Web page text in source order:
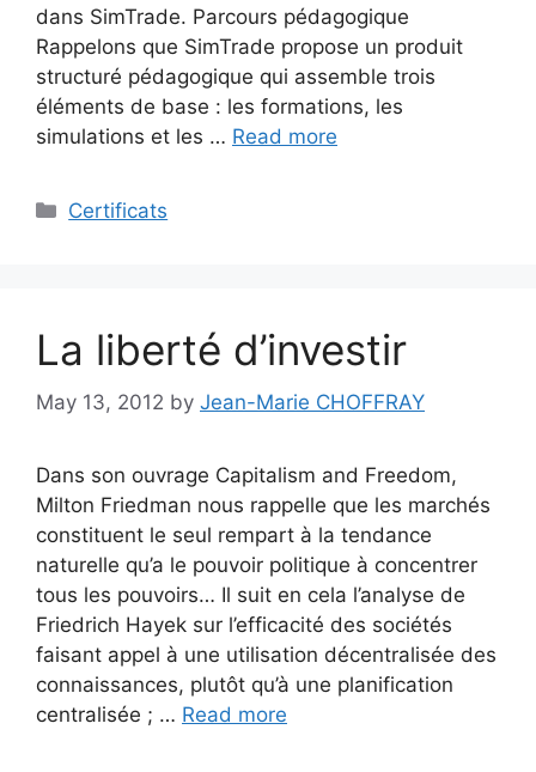
dans SimTrade. Parcours pédagogique
Rappelons que SimTrade propose un produit
structuré pédagogique qui assemble trois
éléments de base : les formations, les
simulations et les … Read more
Categories
Certificats
La liberté d’investir
May 13, 2012 by Jean-Marie CHOFFRAY
Dans son ouvrage Capitalism and Freedom,
Milton Friedman nous rappelle que les marchés
constituent le seul rempart à la tendance
naturelle qu’a le pouvoir politique à concentrer
tous les pouvoirs… Il suit en cela l’analyse de
Friedrich Hayek sur l’efficacité des sociétés
faisant appel à une utilisation décentralisée des
connaissances, plutôt qu’à une planification
centralisée ; … Read more